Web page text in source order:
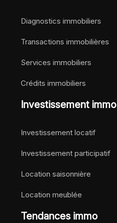
Diagnostics immobiliers
Transactions immobilières
Services immobiliers
Crédits immobiliers
Investissement immo
Investissement locatif
Investissement participatif
Location saisonnière
Location meublée
Tendances immo